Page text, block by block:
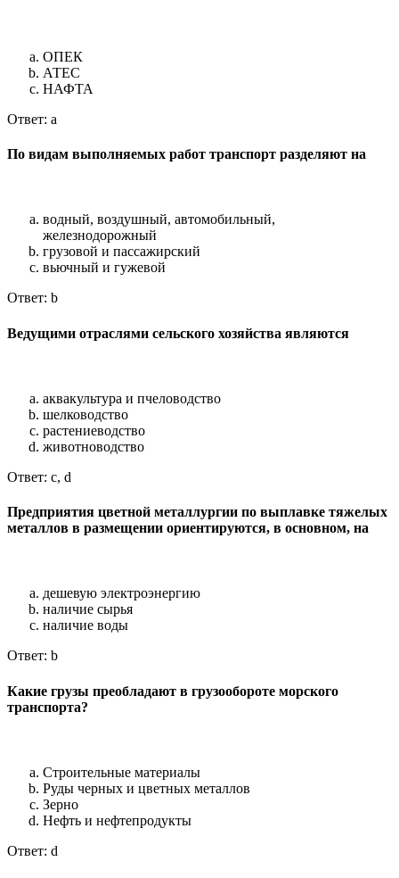
ОПЕК
АТЕС
НАФТА
Ответ: a
По видам выполняемых работ транспорт разделяют на
водный, воздушный, автомобильный,
железнодорожный
грузовой и пассажирский
вьючный и гужевой
Ответ: b
Ведущими отраслями сельского хозяйства являются
аквакультура и пчеловодство
шелководство
растениеводство
животноводство
Ответ: c, d
Предприятия цветной металлургии по выплавке тяжелых
металлов в размещении ориентируются, в основном, на
дешевую электроэнергию
наличие сырья
наличие воды
Ответ: b
Какие грузы преобладают в грузообороте морского
транспорта?
Строительные материалы
Руды черных и цветных металлов
Зерно
Нефть и нефтепродукты
Ответ: d